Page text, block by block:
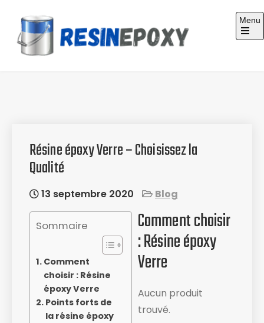
content
Menu
Résine époxy Verre – Choisissez la
Qualité
13 septembre 2020 Blog
Sommaire
Comment
choisir : Résine
époxy Verre
Points forts de
la résine époxy
Comment choisir
: Résine époxy
Verre
Aucun produit
trouvé.